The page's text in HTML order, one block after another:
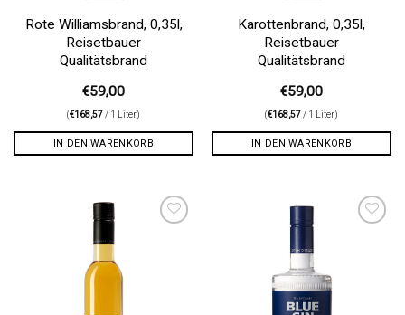
Rote Williamsbrand, 0,35l,
Reisetbauer
Qualitätsbrand
€59,00
(€168,57 / 1 Liter)
IN DEN WARENKORB
Karottenbrand, 0,35l,
Reisetbauer
Qualitätsbrand
€59,00
(€168,57 / 1 Liter)
IN DEN WARENKORB